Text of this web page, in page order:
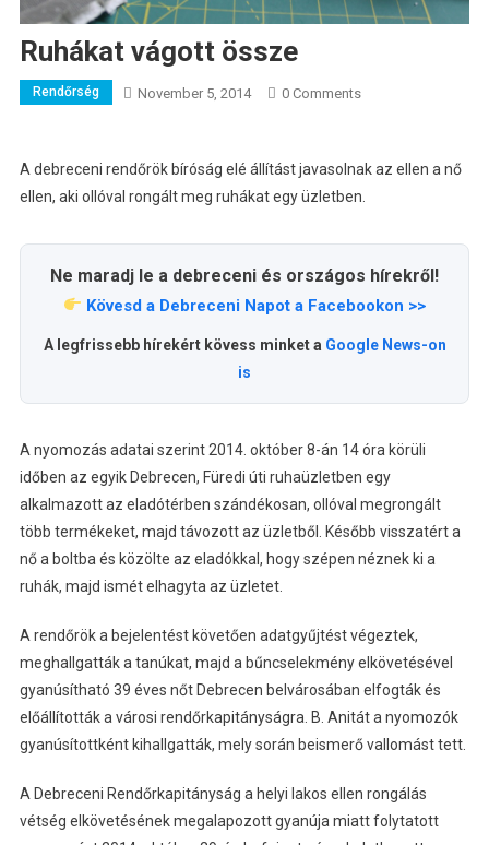
Ruhákat vágott össze
Rendőrség November 5, 2014 0 Comments
A debreceni rendőrök bíróság elé állítást javasolnak az ellen a nő
ellen, aki ollóval rongált meg ruhákat egy üzletben.
Ne maradj le a debreceni és országos hírekről!
Kövesd a Debreceni Napot a Facebookon >>
A legfrissebb hírekért kövess minket a Google News-on
is
A nyomozás adatai szerint 2014. október 8-án 14 óra körüli
időben az egyik Debrecen, Füredi úti ruhaüzletben egy
alkalmazott az eladótérben szándékosan, ollóval megrongált
több termékeket, majd távozott az üzletből. Később visszatért a
nő a boltba és közölte az eladókkal, hogy szépen néznek ki a
ruhák, majd ismét elhagyta az üzletet.
A rendőrök a bejelentést követően adatgyűjtést végeztek,
meghallgatták a tanúkat, majd a bűncselekmény elkövetésével
gyanúsítható 39 éves nőt Debrecen belvárosában elfogták és
előállították a városi rendőrkapitányságra. B. Anitát a nyomozók
gyanúsítottként kihallgatták, mely során beismerő vallomást tett.
A Debreceni Rendőrkapitányság a helyi lakos ellen rongálás
vétség elkövetésének megalapozott gyanúja miatt folytatott